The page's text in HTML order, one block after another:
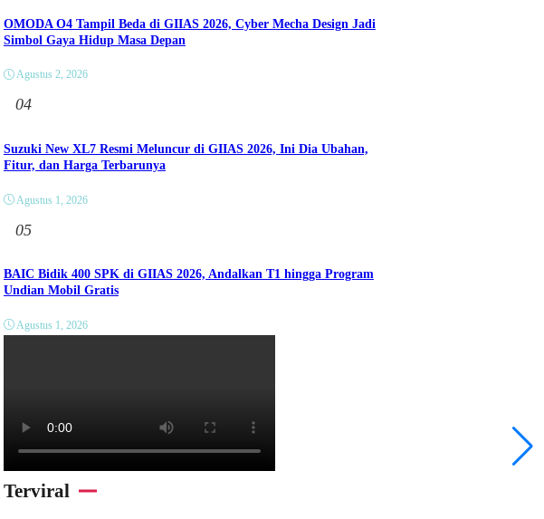
OMODA O4 Tampil Beda di GIIAS 2026, Cyber Mecha Design Jadi
Simbol Gaya Hidup Masa Depan
Agustus 2, 2026
04
Suzuki New XL7 Resmi Meluncur di GIIAS 2026, Ini Dia Ubahan,
Fitur, dan Harga Terbarunya
Agustus 1, 2026
05
BAIC Bidik 400 SPK di GIIAS 2026, Andalkan T1 hingga Program
Undian Mobil Gratis
Agustus 1, 2026
Terviral